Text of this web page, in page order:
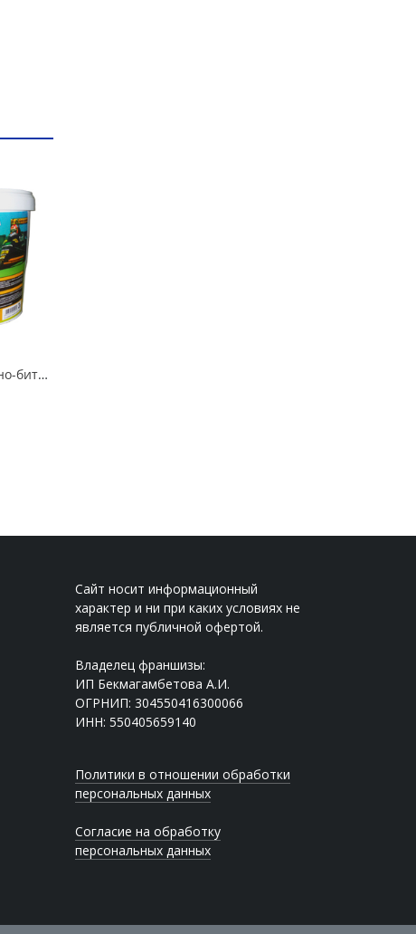
Мастика полимерно-битумная СТАРТ 3л в Кургане
Сайт носит информационный
характер и ни при каких условиях не
является публичной офертой.
Владелец франшизы:
ИП Бекмагамбетова А.И.
ОГРНИП: 304550416300066
ИНН: 550405659140
Политики в отношении обработки
персональных данных
Согласие на обработку
персональных данных